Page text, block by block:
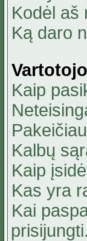
Kodėl aš
Ką daro
Kaip
Kalbų
Kaip
Kas yra
Kai